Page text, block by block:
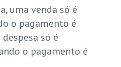
uma venda só é
o pagamento é
só é
o pagamento é